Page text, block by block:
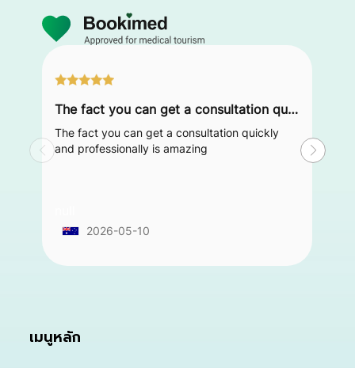
The fact you can get a consultation quickly and professionally is amazing
The fact you can get a consultation quickly
and professionally is amazing
2026-05-10
เมนูหลัก